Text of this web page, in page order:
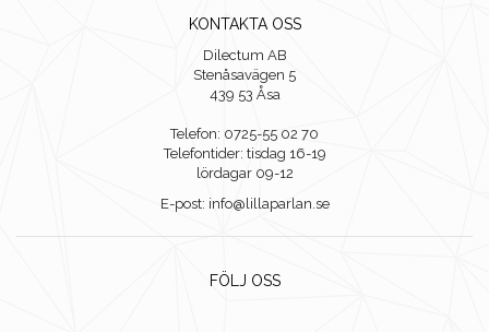
KONTAKTA OSS
Dilectum AB
Stenåsavägen 5
439 53 Åsa
Telefon: 0725-55 02 70
Telefontider: tisdag 16-19
lördagar 09-12
E-post: info@lillaparlan.se
FÖLJ OSS